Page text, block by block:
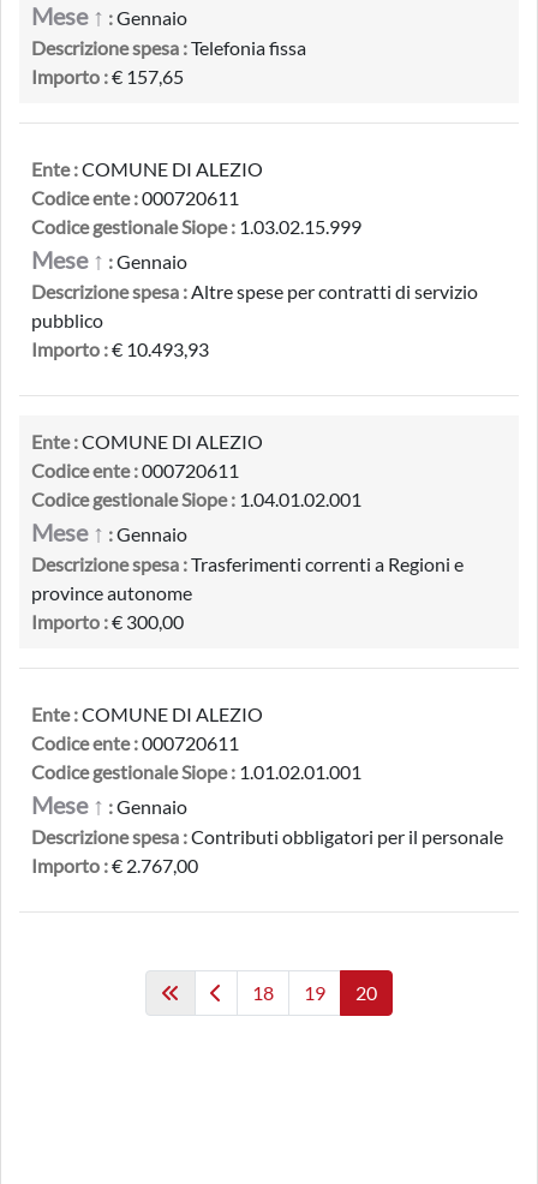
Mese ↑ :Gennaio
Descrizione spesa :Telefonia fissa
Importo :€ 157,65
Ente :COMUNE DI ALEZIO
Codice ente :000720611
Codice gestionale Siope : 1.03.02.15.999
Mese ↑ :Gennaio
Descrizione spesa :Altre spese per contratti di servizio
pubblico
Importo :€ 10.493,93
Ente :COMUNE DI ALEZIO
Codice ente :000720611
Codice gestionale Siope : 1.04.01.02.001
Mese ↑ :Gennaio
Descrizione spesa :Trasferimenti correnti a Regioni e
province autonome
Importo :€ 300,00
Ente :COMUNE DI ALEZIO
Codice ente :000720611
Codice gestionale Siope : 1.01.02.01.001
Mese ↑ :Gennaio
Descrizione spesa :Contributi obbligatori per il personale
Importo :€ 2.767,00
18 19 20